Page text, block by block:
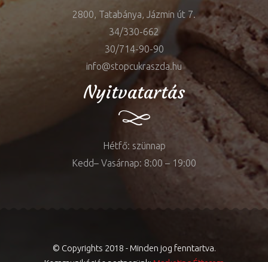
2800, Tatabánya, Jázmin út 7.
34/330-662
30/714-90-90
info@stopcukraszda.hu
Nyitvatartás
Hétfő: szünnap
Kedd– Vasárnap: 8:00 – 19:00
© Copyrights 2018 - Minden jog fenntartva.